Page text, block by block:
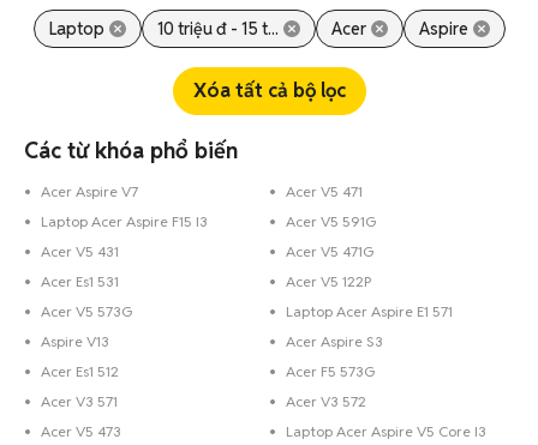
Laptop 10 triệu đ - 15 t... Acer Aspire
Xóa tất cả bộ lọc
Các từ khóa phổ biến
Acer Aspire V7
Acer V5 471
Laptop Acer Aspire F15 I3
Acer V5 591G
Acer V5 431
Acer V5 471G
Acer Es1 531
Acer V5 122P
Acer V5 573G
Laptop Acer Aspire E1 571
Aspire V13
Acer Aspire S3
Acer Es1 512
Acer F5 573G
Acer V3 571
Acer V3 572
Acer V5 473
Laptop Acer Aspire V5 Core I3